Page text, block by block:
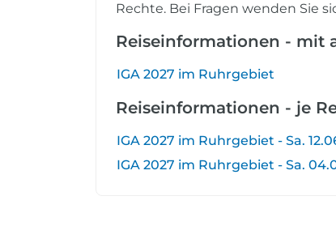
Rechte. Bei Fragen wenden Sie
Reiseinformationen - mit
IGA 2027 im Ruhrgebiet
Reiseinformationen - je
IGA 2027 im Ruhrgebiet - Sa.
IGA 2027 im Ruhrgebiet - Sa.